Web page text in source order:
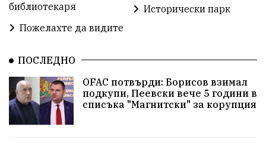
Предстоящи Доброволчески дейности
Забавления Второ българско царство
Храна от село Лична инициатива
Здравословно Изкуство Заедно за България
Актуално Образователно
библиотекаря
Исторически парк
Пожелахте да видите
ПОСЛЕДНО
OFAC потвърди: Борисов взимал
подкупи, Пеевски вече 5 години в
списъка "Магнитски" за корупция